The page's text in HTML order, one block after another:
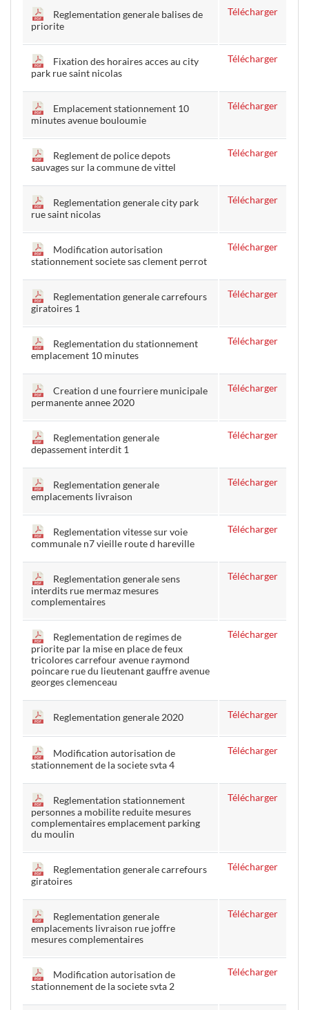
Reglementation generale balises de
priorite
Télécharger
Fixation des horaires acces au city
park rue saint nicolas
Télécharger
Emplacement stationnement 10
minutes avenue bouloumie
Télécharger
Reglement de police depots
sauvages sur la commune de vittel
Télécharger
Reglementation generale city park
rue saint nicolas
Télécharger
Modification autorisation
stationnement societe sas clement perrot
Télécharger
Reglementation generale carrefours
giratoires 1
Télécharger
Reglementation du stationnement
emplacement 10 minutes
Télécharger
Creation d une fourriere municipale
permanente annee 2020
Télécharger
Reglementation generale
depassement interdit 1
Télécharger
Reglementation generale
emplacements livraison
Télécharger
Reglementation vitesse sur voie
communale n7 vieille route d hareville
Télécharger
Reglementation generale sens
interdits rue mermaz mesures
complementaires
Télécharger
Reglementation de regimes de
priorite par la mise en place de feux
tricolores carrefour avenue raymond
poincare rue du lieutenant gauffre avenue
georges clemenceau
Télécharger
Reglementation generale 2020 Télécharger
Modification autorisation de
stationnement de la societe svta 4
Télécharger
Reglementation stationnement
personnes a mobilite reduite mesures
complementaires emplacement parking
du moulin
Télécharger
Reglementation generale carrefours
giratoires
Télécharger
Reglementation generale
emplacements livraison rue joffre
mesures complementaires
Télécharger
Modification autorisation de
stationnement de la societe svta 2
Télécharger